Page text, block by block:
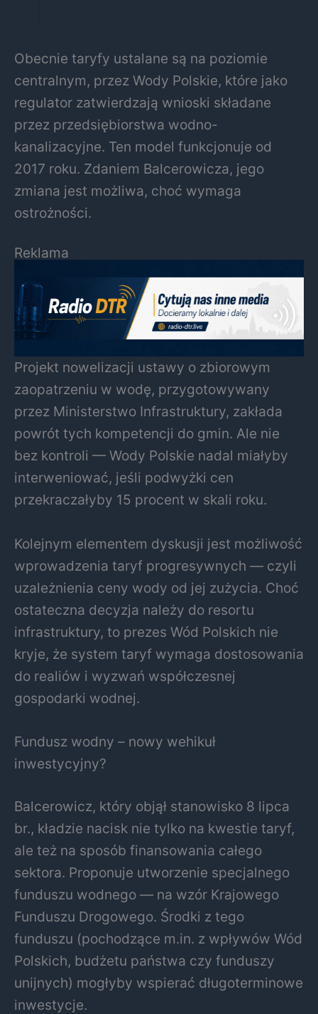
Obecnie taryfy ustalane są na poziomie
centralnym, przez Wody Polskie, które jako
regulator zatwierdzają wnioski składane
przez przedsiębiorstwa wodno-
kanalizacyjne. Ten model funkcjonuje od
2017 roku. Zdaniem Balcerowicza, jego
zmiana jest możliwa, choć wymaga
ostrożności.
Reklama
Projekt nowelizacji ustawy o zbiorowym
zaopatrzeniu w wodę, przygotowywany
przez Ministerstwo Infrastruktury, zakłada
powrót tych kompetencji do gmin. Ale nie
bez kontroli — Wody Polskie nadal miałyby
interweniować, jeśli podwyżki cen
przekraczałyby 15 procent w skali roku.
Kolejnym elementem dyskusji jest możliwość
wprowadzenia taryf progresywnych — czyli
uzależnienia ceny wody od jej zużycia. Choć
ostateczna decyzja należy do resortu
infrastruktury, to prezes Wód Polskich nie
kryje, że system taryf wymaga dostosowania
do realiów i wyzwań współczesnej
gospodarki wodnej.
Fundusz wodny – nowy wehikuł
inwestycyjny?
Balcerowicz, który objął stanowisko 8 lipca
br., kładzie nacisk nie tylko na kwestie taryf,
ale też na sposób finansowania całego
sektora. Proponuje utworzenie specjalnego
funduszu wodnego — na wzór Krajowego
Funduszu Drogowego. Środki z tego
funduszu (pochodzące m.in. z wpływów Wód
Polskich, budżetu państwa czy funduszy
unijnych) mogłyby wspierać długoterminowe
inwestycje.